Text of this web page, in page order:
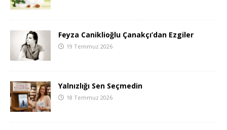
Feyza Caniklioğlu Çanakçı’dan Ezgiler
19 Temmuz 2026
Yalnızlığı Sen Seçmedin
18 Temmuz 2026